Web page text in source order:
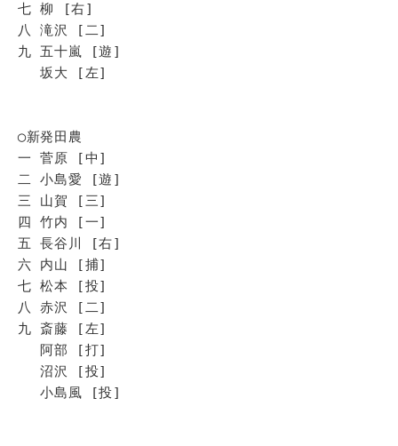
七 柳 [右]
八 滝沢 [二]
九 五十嵐 [遊]
坂大 [左]
◯新発田農
一 菅原 [中]
二 小島愛 [遊]
三 山賀 [三]
四 竹内 [一]
五 長谷川 [右]
六 内山 [捕]
七 松本 [投]
八 赤沢 [二]
九 斎藤 [左]
阿部 [打]
沼沢 [投]
小島風 [投]